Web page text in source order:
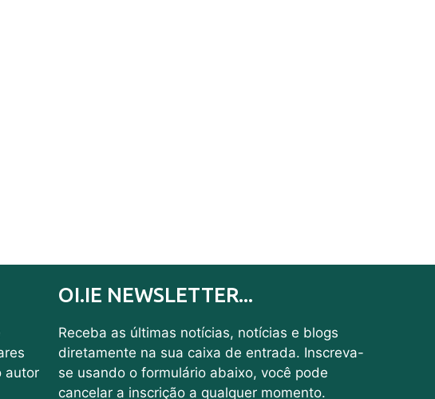
autor
OI.IE NEWSLETTER...
Receba as últimas notícias, notícias e blogs
diretamente na sua caixa de entrada. Inscreva-
se usando o formulário abaixo, você pode
cancelar a inscrição a qualquer momento.